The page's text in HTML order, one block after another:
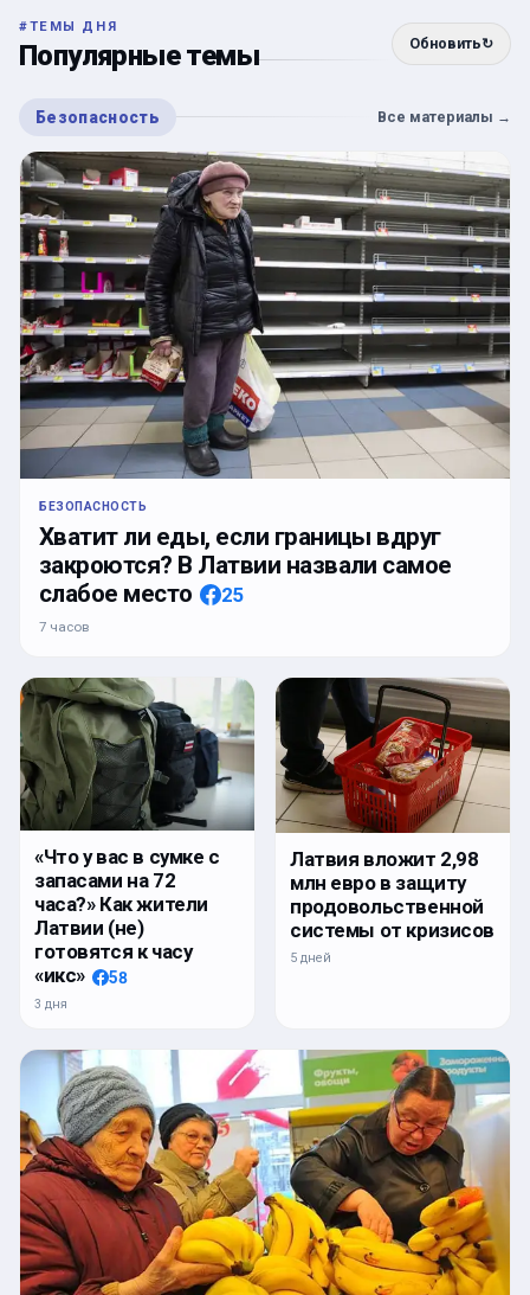
#ТЕМЫ ДНЯ
Популярные темы Обновить↻
Безопасность Все материалы →
БЕЗОПАСНОСТЬ
Хватит ли еды, если границы вдруг
закроются? В Латвии назвали самое
слабое место
25
7 часов
«Что у вас в сумке с
запасами на 72
часа?» Как жители
Латвии (не)
готовятся к часу
«икс»
58
3 дня
Латвия вложит 2,98
млн евро в защиту
продовольственной
системы от кризисов
5 дней